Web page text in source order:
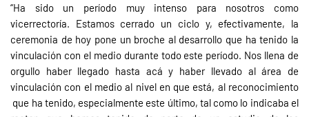
“Ha sido un período muy intenso para nosotros como
vicerrectoría. Estamos cerrado un ciclo y, efectivamente, la
ceremonia de hoy pone un broche al desarrollo que ha tenido la
vinculación con el medio durante todo este período. Nos llena de
orgullo haber llegado hasta acá y haber llevado al área de
vinculación con el medio al nivel en que está, al reconocimiento
que ha tenido, especialmente este último, tal como lo indicaba el